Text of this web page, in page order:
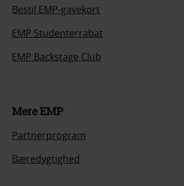
Bestil EMP-gavekort
EMP Studenterrabat
EMP Backstage Club
Mere EMP
Partnerprogram
Bæredygtighed